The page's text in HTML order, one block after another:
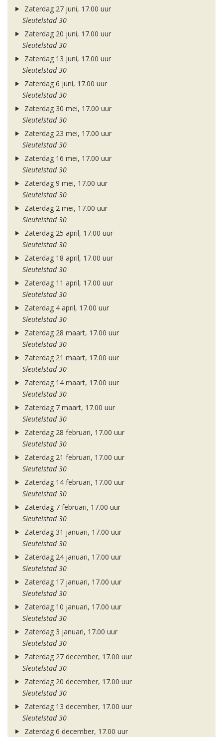
Zaterdag 27 juni, 17.00 uur
Sleutelstad 30
Zaterdag 20 juni, 17.00 uur
Sleutelstad 30
Zaterdag 13 juni, 17.00 uur
Sleutelstad 30
Zaterdag 6 juni, 17.00 uur
Sleutelstad 30
Zaterdag 30 mei, 17.00 uur
Sleutelstad 30
Zaterdag 23 mei, 17.00 uur
Sleutelstad 30
Zaterdag 16 mei, 17.00 uur
Sleutelstad 30
Zaterdag 9 mei, 17.00 uur
Sleutelstad 30
Zaterdag 2 mei, 17.00 uur
Sleutelstad 30
Zaterdag 25 april, 17.00 uur
Sleutelstad 30
Zaterdag 18 april, 17.00 uur
Sleutelstad 30
Zaterdag 11 april, 17.00 uur
Sleutelstad 30
Zaterdag 4 april, 17.00 uur
Sleutelstad 30
Zaterdag 28 maart, 17.00 uur
Sleutelstad 30
Zaterdag 21 maart, 17.00 uur
Sleutelstad 30
Zaterdag 14 maart, 17.00 uur
Sleutelstad 30
Zaterdag 7 maart, 17.00 uur
Sleutelstad 30
Zaterdag 28 februari, 17.00 uur
Sleutelstad 30
Zaterdag 21 februari, 17.00 uur
Sleutelstad 30
Zaterdag 14 februari, 17.00 uur
Sleutelstad 30
Zaterdag 7 februari, 17.00 uur
Sleutelstad 30
Zaterdag 31 januari, 17.00 uur
Sleutelstad 30
Zaterdag 24 januari, 17.00 uur
Sleutelstad 30
Zaterdag 17 januari, 17.00 uur
Sleutelstad 30
Zaterdag 10 januari, 17.00 uur
Sleutelstad 30
Zaterdag 3 januari, 17.00 uur
Sleutelstad 30
Zaterdag 27 december, 17.00 uur
Sleutelstad 30
Zaterdag 20 december, 17.00 uur
Sleutelstad 30
Zaterdag 13 december, 17.00 uur
Sleutelstad 30
Zaterdag 6 december, 17.00 uur